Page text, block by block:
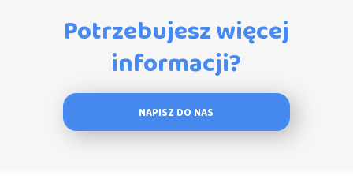
Potrzebujesz więcej
informacji?
NAPISZ DO NAS